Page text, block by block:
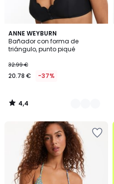
ANNE WEYBURN
Bañador con forma de
triángulo, punto piqué
32.99 €
20.78 € -37%
4,4
/ 5
2
Colores
4,4
/
.